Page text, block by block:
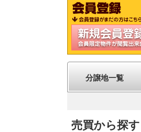
分譲地一覧
売買から探す